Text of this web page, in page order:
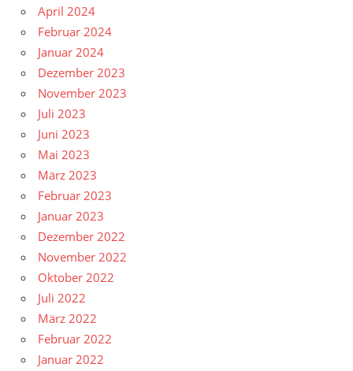
April 2024
Februar 2024
Januar 2024
Dezember 2023
November 2023
Juli 2023
Juni 2023
Mai 2023
März 2023
Februar 2023
Januar 2023
Dezember 2022
November 2022
Oktober 2022
Juli 2022
März 2022
Februar 2022
Januar 2022